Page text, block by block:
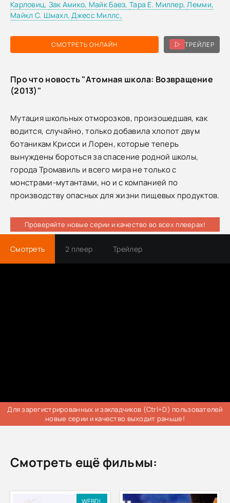
СМОТРЕТЬ ОНЛАЙН ТРЕЙЛЕР
Карловиц, Зак Амико, Майк Баез, Тара Е. Миллер,Лемми,
Майкл С. Шмахл,Джесс Миллс,
Про что новость "Атомная школа: Возвращение
(2013)"
Мутация школьных отморозков, произошедшая, как
водится, случайно, только добавила хлопот двум
ботаникам Крисси и Лорен, которые теперь
вынуждены бороться за спасение родной школы,
города Тромавиль и всего мира не только с
монстрами-мутантами, но и с компанией по
производству опасных для жизни пищевых продуктов.
Проверяйте новые серии и качество во всех плеерах!
Смотреть 2 плеер Трейлер
Для зарегистрированных и закладчиков (Ctrl+D) пользователей
новые серии и качество выходит раньше!
Смотреть ещё фильмы:
WEBDL